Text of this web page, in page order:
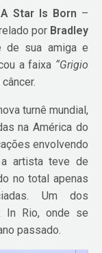
A Star Is Born –
por Bradley
de sua amiga e
a faixa “Grigio
turnê mundial,
na América do
envolvendo
artista teve de
no total apenas
Um dos
In Rio, onde se
passado.